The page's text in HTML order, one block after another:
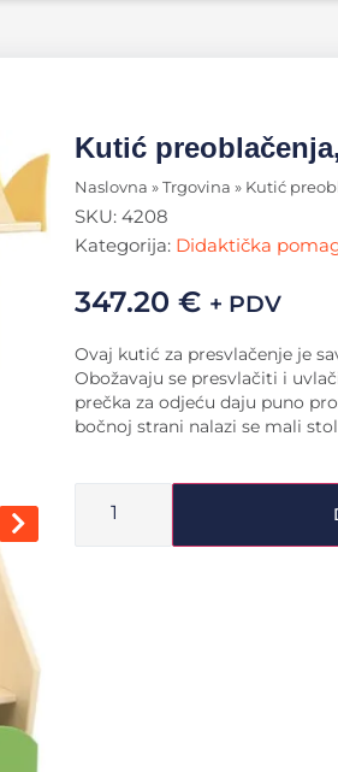
Kutić
Naslovna » Trgovina » Kutić
SKU: 4208
Kategorija: Didaktička
347.20 € + PDV
Ovaj kutić za presvlačenje je
Obožavaju se presvlačiti i
prečka za odjeću daju puno
bočnoj strani nalazi se mali